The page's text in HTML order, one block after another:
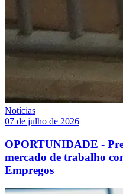
Notícias
07 de julho de 2026
OPORTUNIDADE -
mercado de trabalho
Empregos